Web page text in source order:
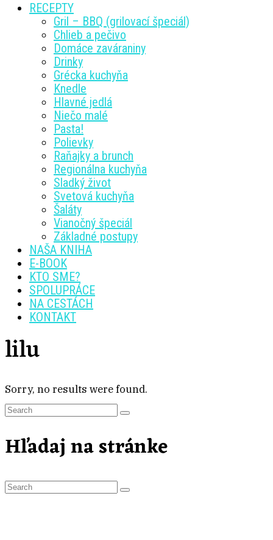
RECEPTY
Gril – BBQ (grilovací špeciál)
Chlieb a pečivo
Domáce zaváraniny
Drinky
Grécka kuchyňa
Knedle
Hlavné jedlá
Niečo malé
Pasta!
Polievky
Raňajky a brunch
Regionálna kuchyňa
Sladký život
Svetová kuchyňa
Šaláty
Vianočný špeciál
Základné postupy
NAŠA KNIHA
E-BOOK
KTO SME?
SPOLUPRÁCE
NA CESTÁCH
KONTAKT
lilu
Sorry, no results were found.
Search
Hľadaj na stránke
S